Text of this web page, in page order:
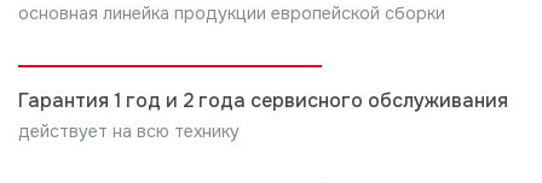
основная линейка продукции европейской сборки
Гарантия 1 год и 2 года сервисного обслуживания
действует на всю технику